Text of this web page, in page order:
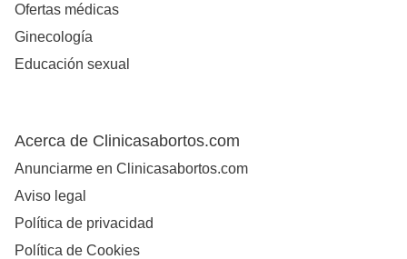
Ofertas médicas
Ginecología
Educación sexual
Acerca de Clinicasabortos.com
Anunciarme en Clinicasabortos.com
Aviso legal
Política de privacidad
Política de Cookies